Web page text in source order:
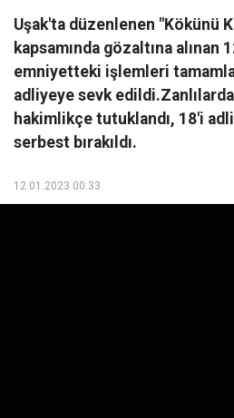
Uşak'ta düzenlenen "Kökünü
kapsamında gözaltına alınan
emniyetteki işlemleri
adliyeye sevk
hakimlikçe tutuklandı, 18'i
serbest bırakıldı.
12.01.2023 00:33